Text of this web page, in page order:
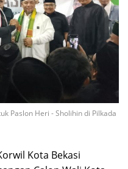
Paslon Heri - Sholihin di Pilkada
Kota Bekasi